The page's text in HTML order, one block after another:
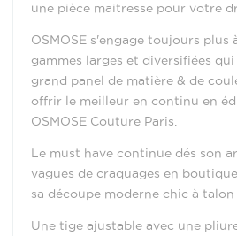
une pièce maitresse pour votre
OSMOSE s'engage toujours plus
gammes larges et diversifiées
grand panel de matière & de
offrir le meilleur en continu en
OSMOSE Couture Paris.
Le must have continue dés son
vagues de craquages en
sa découpe moderne chic à talon
Une tige ajustable avec une